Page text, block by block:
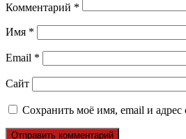
Комментарий *
Имя *
Email *
Сайт
Сохранить моё имя, email и